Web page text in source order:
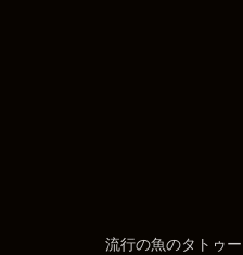
流行の魚のタトゥー